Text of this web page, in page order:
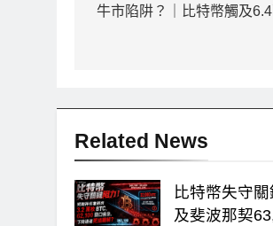
章
牛市陷阱？｜比特幣觸及
Related News
比特幣失守
及斐波那契